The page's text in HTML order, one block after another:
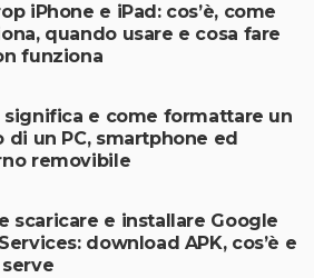
iPhone e iPad: cos’è, come
quando usare e cosa fare
funziona
significa e come formattare un
di un PC, smartphone ed
removibile
scaricare e installare Google
download APK, cos’è e